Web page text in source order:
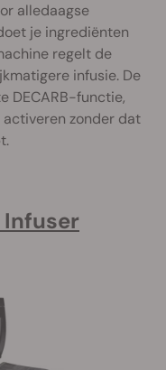
alledaagse
je ingrediënten
regelt de
infusie. De
DECARB-functie,
zonder dat
Infuser